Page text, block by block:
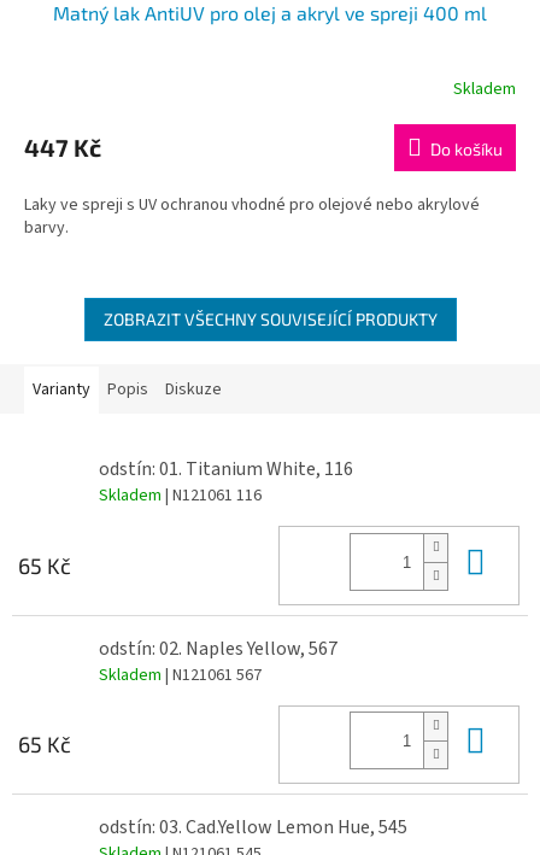
Matný lak AntiUV pro olej a akryl ve spreji 400 ml
Skladem
447 Kč Do košíku
Laky ve spreji s UV ochranou vhodné pro olejové nebo akrylové
barvy.
ZOBRAZIT VŠECHNY SOUVISEJÍCÍ PRODUKTY
Varianty Popis Diskuze
odstín: 01. Titanium White, 116
Skladem | N121061 116
65 Kč
odstín: 02. Naples Yellow, 567
Skladem | N121061 567
65 Kč
odstín: 03. Cad.Yellow Lemon Hue, 545